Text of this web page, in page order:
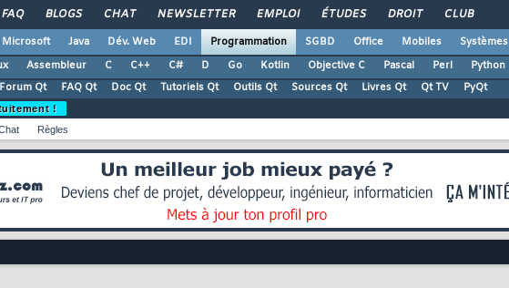
FAQ BLOGS CHAT NEWSLETTER EMPLOI ÉTUDES DROIT CLUB
Microsoft Java Dév. Web EDI Programmation SGBD Office Mobiles
Systèmes
Assembleur C C++ C# D Go Kotlin Objective C Pascal Perl Python
Forum Qt FAQ Qt Doc Qt Tutoriels Qt Outils Qt Sources Qt Livres Qt Qt TV PyQt
!
Règles